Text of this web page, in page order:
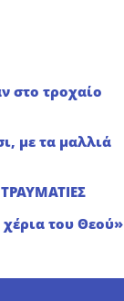
στο τροχαίο
με τα μαλλιά
του Θεού»